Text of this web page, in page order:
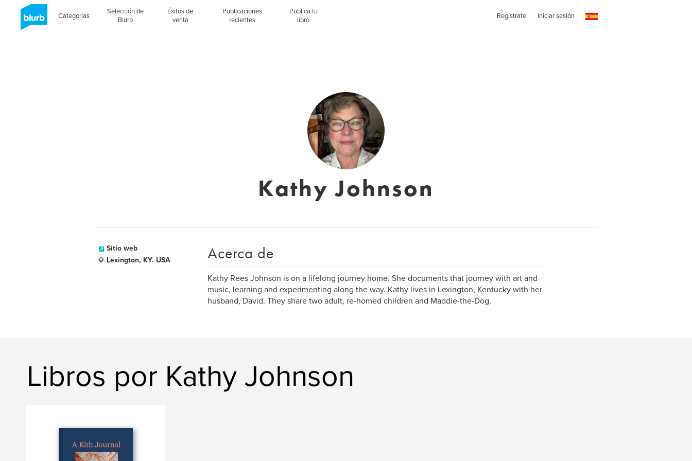
Categorías
Selección de
Blurb
Éxitos de
venta
Publicaciones
recientes
Publica tu
libro
Regístrate Iniciar sesión
Kathy Johnson
Sitio web
Lexington, KY. USA
Acerca de
Kathy Rees Johnson is on a lifelong journey home. She documents that journey with art and
music, learning and experimenting along the way. Kathy lives in Lexington, Kentucky with her
husband, David. They share two adult, re-homed children and Maddie-the-Dog.
Libros por Kathy Johnson